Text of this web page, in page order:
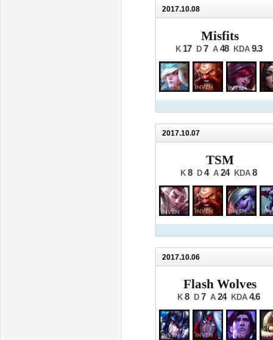
2017.10.08
Misfits
K 17 D 7 A 48 KDA 9.3
2017.10.07
TSM
K 8 D 4 A 24 KDA 8
2017.10.06
Flash Wolves
K 8 D 7 A 24 KDA 4.6